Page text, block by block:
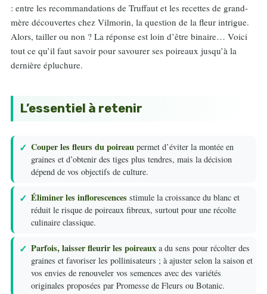
: entre les recommandations de Truffaut et les recettes de grand-
mère découvertes chez Vilmorin, la question de la fleur intrigue.
Alors, tailler ou non ? La réponse est loin d’être binaire… Voici
tout ce qu’il faut savoir pour savourer ses poireaux jusqu’à la
dernière épluchure.
L’essentiel à retenir
Couper les fleurs du poireau permet d’éviter la montée en
graines et d’obtenir des tiges plus tendres, mais la décision
dépend de vos objectifs de culture.
Éliminer les inflorescences stimule la croissance du blanc et
réduit le risque de poireaux fibreux, surtout pour une récolte
culinaire classique.
Parfois, laisser fleurir les poireaux a du sens pour récolter des
graines et favoriser les pollinisateurs ; à ajuster selon la saison et
vos envies de renouveler vos semences avec des variétés
originales proposées par Promesse de Fleurs ou Botanic.